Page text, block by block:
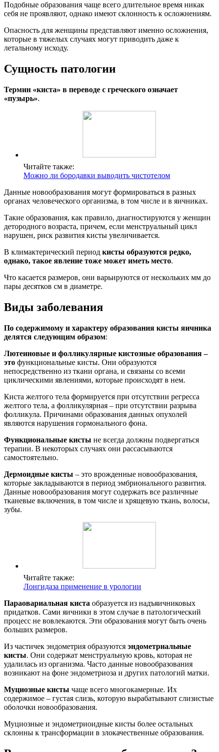
Подобные образования чаще всего длительное время никак
себя не проявляют, однако имеют склонность к осложнениям.
Опасность для женщины представляют именно осложнения,
которые в тяжелых случаях могут приводить даже к
летальному исходу.
Сущность патологии
Термин «киста» в переводе с греческого означает
«пузырь».
Читайте также:
Можно ли бородавки выводить чистотелом
Данные новообразования могут формироваться в разных
органах человеческого организма, в том числе и в яичниках.
Такие образования, как правило, диагностируются у женщин
детородного возраста, причем, если менструальный цикл
нарушен, риск развития кисты увеличивается.
В климактерический период кисты образуются редко,
однако, такое явление тоже может иметь место.
Что касается размеров, они варьируются от нескольких мм до
пары десятков см в диаметре.
Виды заболевания
По содержимому и характеру образования кисты яичника
делятся следующим образом:
Лютеиновые и фолликулярные кистозные образования –
это функциональные кисты. Они образуются
непосредственно из ткани органа, и связаны со всеми
циклическими явлениями, которые происходят в нем.
Киста желтого тела формируется при отсутствии регресса
желтого тела, а фолликулярная – при отсутствии разрыва
фолликула. Причинами образования данных опухолей
являются нарушения гормонального фона.
Функциональные кисты не всегда должны подвергаться
терапии. В некоторых случаях они рассасываются
самостоятельно.
Дермоидные кисты – это врожденные новообразования,
которые закладываются в период эмбрионального развития.
Данные новообразования могут содержать все различные
тканевые включения, в том числе и хрящевую ткань, волосы,
зубы.
Читайте также:
Лонгидаза применение в урологии
Параовариальная киста образуется из надъяичниковых
придатков. Сами яичники в этом случае в патологический
процесс не вовлекаются. Эти образования могут быть очень
больших размеров.
Из частичек эндометрия образуются эндометриальные
кисты. Они содержат менструальную кровь, которая не
удалилась из организма. Часто данные новообразования
возникают на фоне эндометриоза и других патологий матки.
Муциозные кисты чаще всего многокамерные. Их
содержимое – густая слизь, которую вырабатывают слизистые
оболочки новообразования.
Муциозные и эндометриоидные кисты более остальных
склонны к трансформации в злокачественные образования.